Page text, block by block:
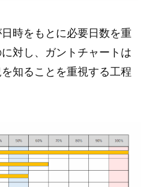
時をもとに必要日数を重
対し、ガントチャートは
知ることを重視する工程